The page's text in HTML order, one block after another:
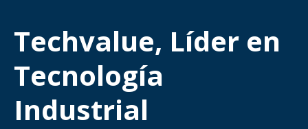
Techvalue, Líder en
Tecnología
Industrial